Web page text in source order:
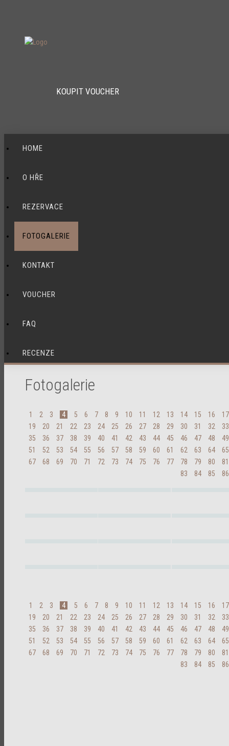
KOUPIT VOUCHER
HOME
O HŘE
REZERVACE
FOTOGALERIE
KONTAKT
VOUCHER
FAQ
RECENZE
Fotogalerie
1 2 3 4 5 6 7 8 9 10 11 12 13 14 15 16
17
19
20 21 22 23 24 25 26 27 28 29 30 31 32
33
35
36 37 38 39 40 41 42 43 44 45 46 47 48
49
51
52 53 54 55 56 57 58 59 60 61 62 63 64
65
67
68 69 70 71 72 73 74 75 76 77 78 79 80
81
83
84 85 86
1 2 3 4 5 6 7 8 9 10 11 12 13 14 15 16
17
19
20 21 22 23 24 25 26 27 28 29 30 31 32
33
35
36 37 38 39 40 41 42 43 44 45 46 47 48
49
51
52 53 54 55 56 57 58 59 60 61 62 63 64
65
67
68 69 70 71 72 73 74 75 76 77 78 79 80
81
83
84 85 86